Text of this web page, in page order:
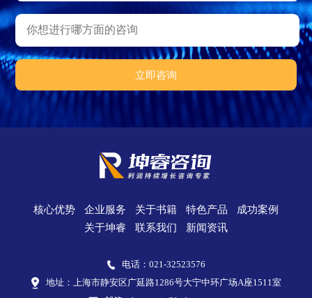
核心优势 企业服务 关于书籍 特色产品
成功案例
关于坤睿
联系我们 新闻资讯
电话：021-32523576
地址：上海市静安区广延路1286号大宁中环广场A座1511室